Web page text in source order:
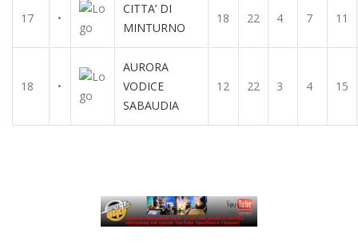
17 •
CITTA’ DI
MINTURNO
18 22 4 7 11
18 •
AURORA
VODICE
SABAUDIA
12 22 3 4 15